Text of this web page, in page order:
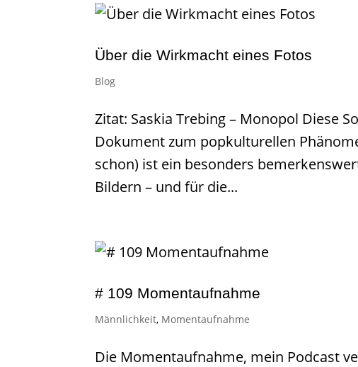
Über die Wirkmacht eines Fotos
Blog
Zitat: Saskia Trebing – Monopol Diese
Dokument zum popkulturellen
schon) ist ein besonders
Bildern – und für die...
# 109 Momentaufnahme
Männlichkeit, Momentaufnahme
Die Momentaufnahme, mein Podcast